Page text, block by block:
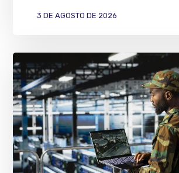
3 DE AGOSTO DE 2026